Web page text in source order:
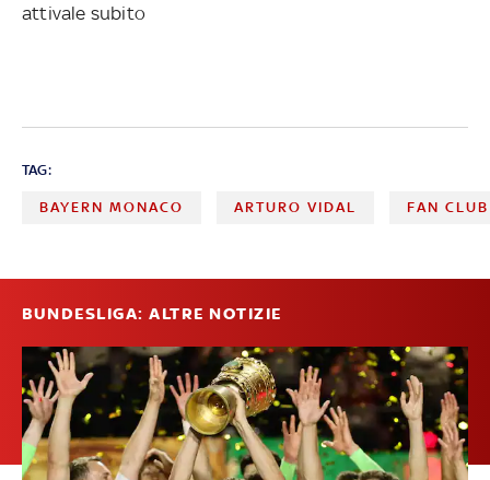
attivale subito
TAG:
BAYERN MONACO ARTURO VIDAL FAN CLUB
BUNDESLIGA: ALTRE NOTIZIE